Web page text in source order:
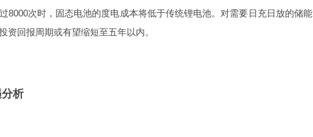
8000次时，固态电池的度电成本将低于传统锂电池。对需要日充日放的储能
资回报周期或有望缩短至五年以内。
析